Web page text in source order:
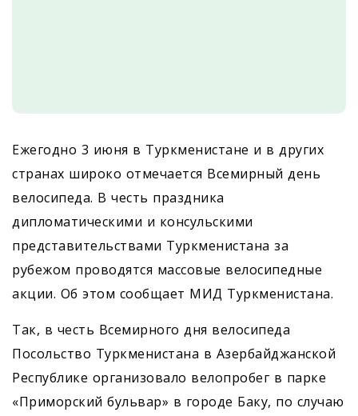
Ежегодно 3 июня в Туркменистане и в других
странах широко отмечается Всемирный день
велосипеда. В честь праздника
дипломатическими и консульскими
представительствами Туркменистана за
рубежом проводятся массовые велосипедные
акции. Об этом сообщает МИД Туркменистана.
Так, в честь Всемирного дня велосипеда
Посольство Туркменистана в Азербайджанской
Республике организовало велопробег в парке
«Приморский бульвар» в городе Баку, по случаю